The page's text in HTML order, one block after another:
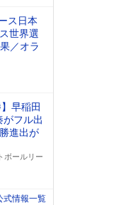
ス日本
世界選
／オラ
早稲田
がフル出
進出が
ボールリー
式情報一覧